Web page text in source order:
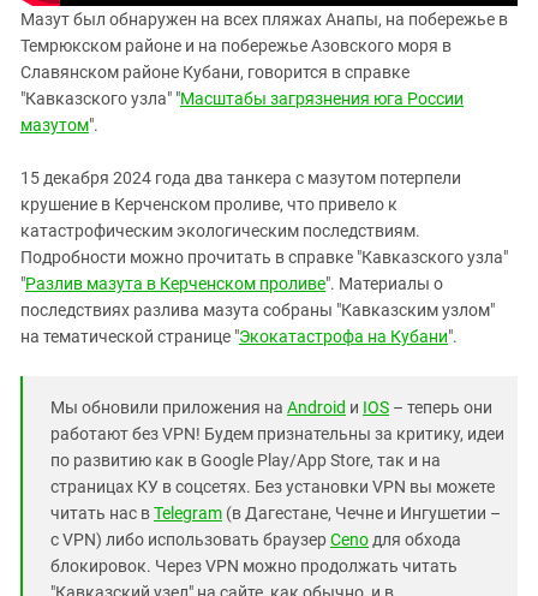
Мазут был обнаружен на всех пляжах Анапы, на побережье в
Темрюкском районе и на побережье Азовского моря в
Славянском районе Кубани, говорится в справке
"Кавказского узла" "Масштабы загрязнения юга России
мазутом".
15 декабря 2024 года два танкера с мазутом потерпели
крушение в Керченском проливе, что привело к
катастрофическим экологическим последствиям.
Подробности можно прочитать в справке "Кавказского узла"
"Разлив мазута в Керченском проливе". Материалы о
последствиях разлива мазута собраны "Кавказским узлом"
на тематической странице "Экокатастрофа на Кубани".
Мы обновили приложения на Android и IOS – теперь они
работают без VPN! Будем признательны за критику, идеи
по развитию как в Google Play/App Store, так и на
страницах КУ в соцсетях. Без установки VPN вы можете
читать нас вTelegram (в Дагестане, Чечне и Ингушетии –
с VPN) либо использовать браузерCeno для обхода
блокировок. Через VPN можно продолжать читать
"Кавказский узел" на сайте, как обычно, и в